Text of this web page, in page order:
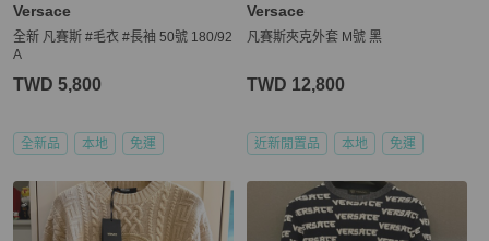
Versace
全新 凡賽斯 #毛衣 #長袖 50號 180/92
A
TWD 5,800
全新品 本地 免運
Versace
凡賽斯夾克外套 M號 黑
TWD 12,800
近新閒置品 本地 免運